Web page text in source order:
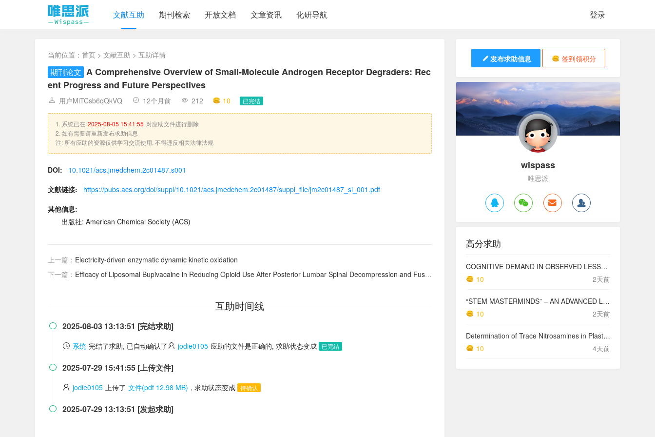
登录
文献互助 期刊检索 开放文档 文章资讯 化研导航
当前位置： 首页 > 文献互助 > 互助详情
期刊论文 A Comprehensive Overview of Small-Molecule Androgen Receptor Degraders: Rec
ent Progress and Future Perspectives
用户MiTCsb6qQkVQ 12个月前 212 10 已完结
1. 系统已在 2025-08-05 15:41:55 对应助文件进行删除
2. 如有需要请重新发布求助信息
注: 所有应助的资源仅供学习交流使用, 不得违反相关法律法规
DOI:
10.1021/acs.jmedchem.2c01487.s001
文献链接:
https://pubs.acs.org/doi/suppl/10.1021/acs.jmedchem.2c01487/suppl_file/jm2c01487_si_001.pdf
其他信息:
出版社: American Chemical Society (ACS)
上一篇： Electricity-driven enzymatic dynamic kinetic oxidation
下一篇： Efficacy of Liposomal Bupivacaine in Reducing Opioid Use After Posterior Lumbar Spinal Decompression and Fusion
互助时间线
 2025-08-03 13:13:51 [完结求助]
系统 完结了求助, 已自动确认了 jodie0105 应助的文件是正确的, 求助状态变成 已完结
 2025-07-29 15:41:55 [上传文件]
jodie0105 上传了 文件(pdf 12.98 MB) , 求助状态变成 待确认
 2025-07-29 13:13:51 [发起求助]
发布求助信息 签到领积分
wispass
唯思派
高分求助
COGNITIVE DEMAND IN OBSERVED LESSONS AND NATIONAL TESTING COMPARED TO PISA MATHEMATICS RESULTS IN LATVIA
10
2天前
“STEM MASTERMINDS” – AN ADVANCED LEVEL INTEGRATED STEM CURRICULUM
10
2天前
Determination of Trace Nitrosamines in Plastic Pharmaceutical Packaging Materials
10
4天前